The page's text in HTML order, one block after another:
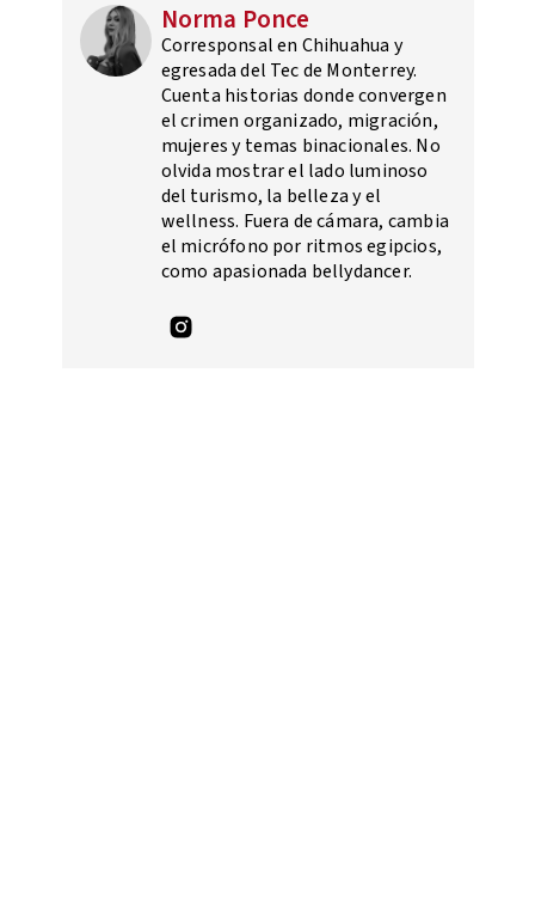
Norma Ponce
Corresponsal en Chihuahua y
egresada del Tec de Monterrey.
Cuenta historias donde convergen
el crimen organizado, migración,
mujeres y temas binacionales. No
olvida mostrar el lado luminoso
del turismo, la belleza y el
wellness. Fuera de cámara, cambia
el micrófono por ritmos egipcios,
como apasionada bellydancer.